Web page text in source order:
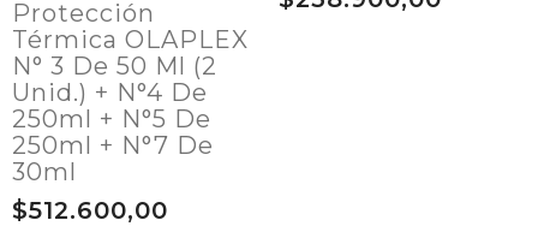
Protección
Térmica OLAPLEX
N° 3 De 50 Ml (2
Unid.) + N°4 De
250ml + N°5 De
250ml + N°7 De
30ml
$512.600,00